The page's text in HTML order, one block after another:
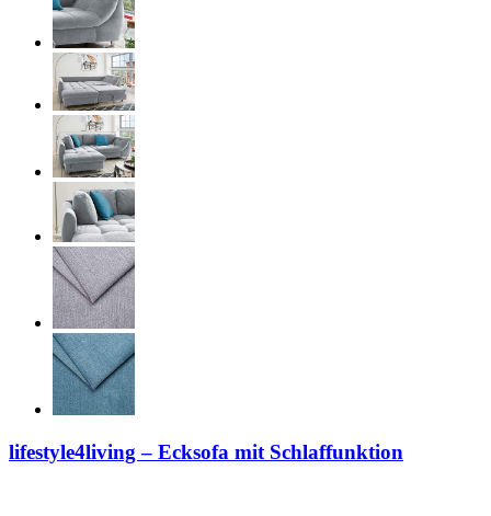
lifestyle4living – Ecksofa mit Schlaffunktion